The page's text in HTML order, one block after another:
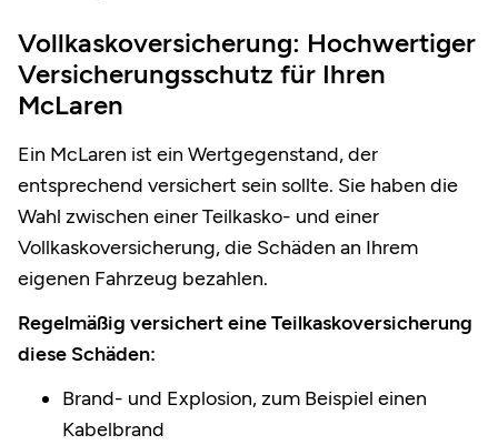
Vollkaskoversicherung: Hochwertiger
Versicherungsschutz für Ihren
McLaren
Ein McLaren ist ein Wertgegenstand, der
entsprechend versichert sein sollte. Sie haben die
Wahl zwischen einer Teilkasko- und einer
Vollkaskoversicherung, die Schäden an Ihrem
eigenen Fahrzeug bezahlen.
Regelmäßig versichert eine Teilkaskoversicherung
diese Schäden:
Brand- und Explosion, zum Beispiel einen
Kabelbrand